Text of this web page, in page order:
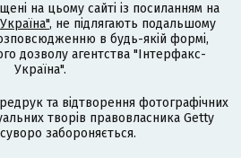
на цьому сайті із посиланням на
, не підлягають подальшому
в будь-якій формі,
дозволу агентства "Інтерфакс-
Україна".
та відтворення фотографічних
творів правовласника Getty
забороняється.